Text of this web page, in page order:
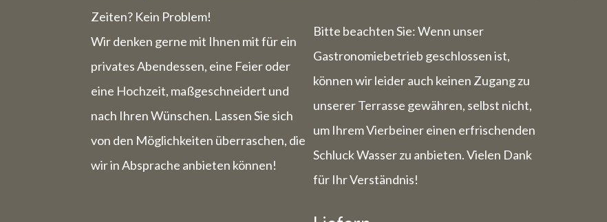
Zeiten? Kein Problem!
Wir denken gerne mit Ihnen mit für ein
privates Abendessen, eine Feier oder
eine Hochzeit, maßgeschneidert und
nach Ihren Wünschen. Lassen Sie sich
von den Möglichkeiten überraschen, die
wir in Absprache anbieten können!
Bitte beachten Sie: Wenn unser
Gastronomiebetrieb geschlossen ist,
können wir leider auch keinen Zugang zu
unserer Terrasse gewähren, selbst nicht,
um Ihrem Vierbeiner einen erfrischenden
Schluck Wasser zu anbieten. Vielen Dank
für Ihr Verständnis!